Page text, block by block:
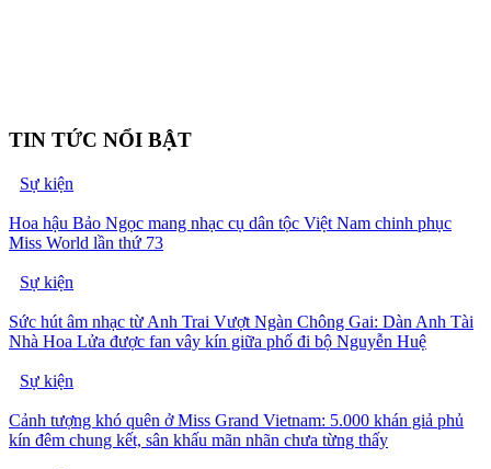
TIN TỨC NỔI BẬT
Sự kiện
Hoa hậu Bảo Ngọc mang nhạc cụ dân tộc Việt Nam chinh phục
Miss World lần thứ 73
Sự kiện
Sức hút âm nhạc từ Anh Trai Vượt Ngàn Chông Gai: Dàn Anh Tài
Nhà Hoa Lửa được fan vây kín giữa phố đi bộ Nguyễn Huệ
Sự kiện
Cảnh tượng khó quên ở Miss Grand Vietnam: 5.000 khán giả phủ
kín đêm chung kết, sân khấu mãn nhãn chưa từng thấy